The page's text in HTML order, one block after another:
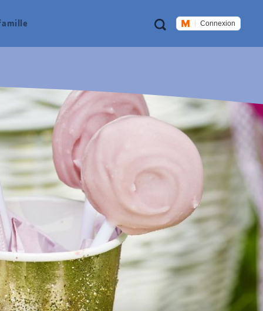
Métanavigation
RechercheConnexion